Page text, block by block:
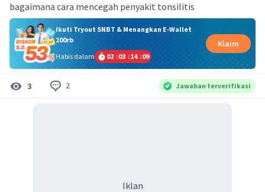
bagaimana cara mencegah penyakit tonsilitis
Ikuti Tryout SNBT & Menangkan E-Wallet
100rb
Habis dalam
02 :03 :14 :08
Klaim
3 2 Jawaban terverifikasi
Iklan